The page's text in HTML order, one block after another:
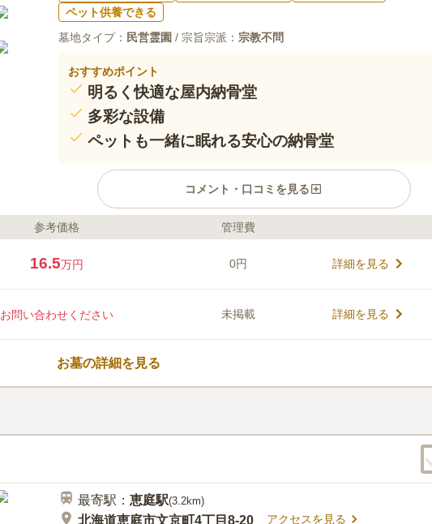
ペット供養できる
墓地タイプ： 民営霊園 / 宗旨宗派： 宗教不問
おすすめポイント
明るく快適な屋内納骨堂
多彩な設備
ペットも一緒に眠れる安心の納骨堂
コメント・口コミを見る
ライフドット編集部のコメント
てらす 妙善寺（旭川）」がオープンしました。全天候型で快適
な空間にカフェスペースや最新のデジタル祭壇を備え、故人一
ットと一緒に眠れるプランも用意され、永代供養付きで安心し
て利用できます。従来のお墓や納骨堂のイメージを覆す、明る
くくつろげる新しい納骨堂です。
口コミ評価
この霊園はまだ誰からも評価されていません。
参考価格 管理費
16.5万円 0円 詳細を見る
お問い合わせください 未掲載 詳細を見る
お墓の詳細を見る
最寄駅： 恵庭駅(3.2km)
北海道恵庭市文京町4丁目8-20 アクセスを見る